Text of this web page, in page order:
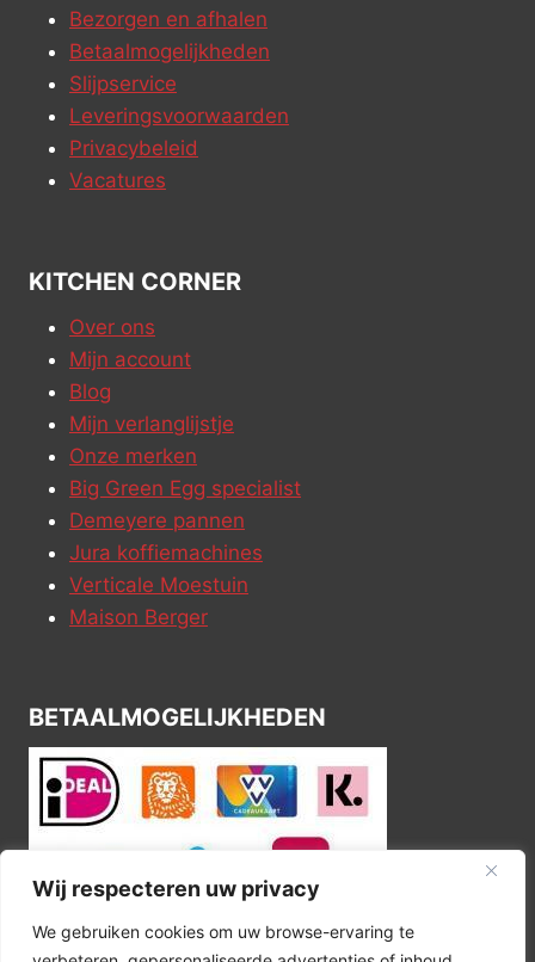
Wij respecteren uw privacy
We gebruiken cookies om uw browse-ervaring te
Bezorgen en afhalen
Betaalmogelijkheden
Slijpservice
Leveringsvoorwaarden
Privacybeleid
Vacatures
KITCHEN CORNER
Over ons
Mijn account
Blog
Mijn verlanglijstje
Onze merken
Big Green Egg specialist
Demeyere pannen
Jura koffiemachines
Verticale Moestuin
Maison Berger
BETAALMOGELIJKHEDEN